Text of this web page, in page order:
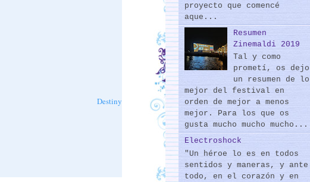
Destiny
proyecto que comencé
aque...
Resumen
Zinemaldi 2019
Tal y como
prometí, os dejo
un resumen de lo
mejor del festival en
orden de mejor a menos
mejor. Para los que os
gusta mucho mucho mucho...
Electroshock
"Un héroe lo es en todos
sentidos y maneras, y ante
todo, en el corazón y en